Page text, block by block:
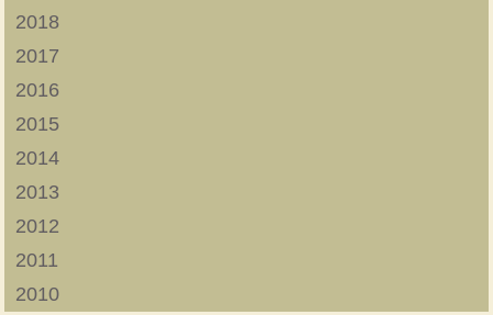
2018
2017
2016
2015
2014
2013
2012
2011
2010